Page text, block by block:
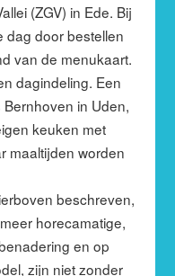
(ZGV) in Ede. Bij
dag door bestellen
van de menukaart.
dagindeling. Een
in Uden,
keuken met
maaltijden worden
beschreven,
horecamatige,
en op
zijn niet zonder